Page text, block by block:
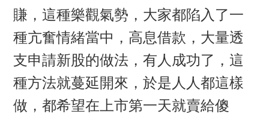
賺，這種樂觀氣勢，大家都陷入了一
種亢奮情緒當中，高息借款，大量透
支申請新股的做法，有人成功了，這
種方法就蔓延開來，於是人人都這樣
做，都希望在上市第一天就賣給傻